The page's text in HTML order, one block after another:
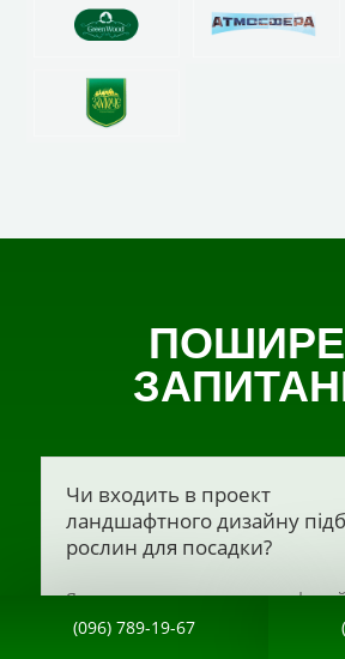
Чи входить в проект
ландшафтного дизайну
рослин для посадки?
Якщо ви замовите
то ми обов’язково
(096) 789-19-67